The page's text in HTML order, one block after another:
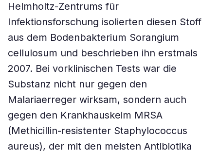
Helmholtz-Zentrums für
Infektionsforschung isolierten diesen Stoff
aus dem Bodenbakterium Sorangium
cellulosum und beschrieben ihn erstmals
2007. Bei vorklinischen Tests war die
Substanz nicht nur gegen den
Malariaerreger wirksam, sondern auch
gegen den Krankhauskeim MRSA
(Methicillin-resistenter Staphylococcus
aureus), der mit den meisten Antibiotika